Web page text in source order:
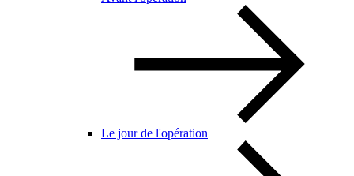
Le jour de l'opération